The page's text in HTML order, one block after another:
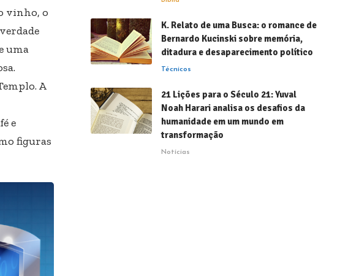
vinho, o
uma
A
e
figuras
K. Relato de uma Busca: o romance de
Bernardo Kucinski sobre memória,
ditadura e desaparecimento político
Técnicos
21 Lições para o Século 21: Yuval
Noah Harari analisa os desafios da
humanidade em um mundo em
transformação
Notícias